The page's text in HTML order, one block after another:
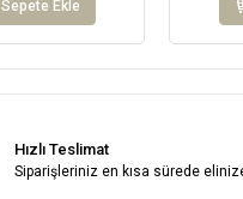
Sepete Ekle
Hızlı Teslimat
Siparişleriniz en kısa sürede